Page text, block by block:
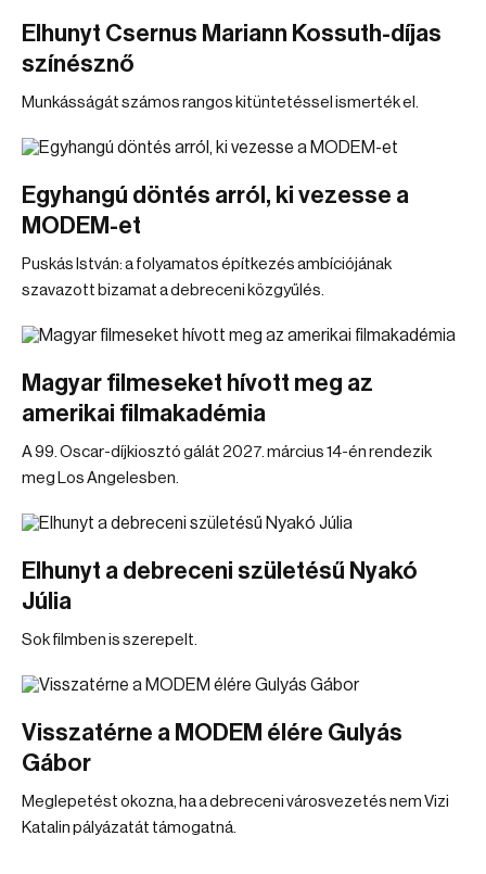
Elhunyt Csernus Mariann Kossuth-díjas
színésznő
Munkásságát számos rangos kitüntetéssel ismerték el.
Egyhangú döntés arról, ki vezesse a
MODEM-et
Puskás István: a folyamatos építkezés ambíciójának
szavazott bizamat a debreceni közgyűlés.
Magyar filmeseket hívott meg az
amerikai filmakadémia
A 99. Oscar-díjkiosztó gálát 2027. március 14-én rendezik
meg Los Angelesben.
Elhunyt a debreceni születésű Nyakó
Júlia
Sok filmben is szerepelt.
Visszatérne a MODEM élére Gulyás
Gábor
Meglepetést okozna, ha a debreceni városvezetés nem Vizi
Katalin pályázatát támogatná.